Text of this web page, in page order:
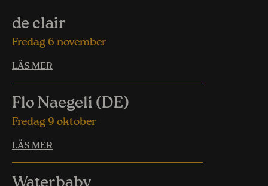
de clair
Fredag 6 november
LÄS MER
Flo Naegeli (DE)
Fredag 9 oktober
LÄS MER